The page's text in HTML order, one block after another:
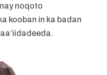
noqoto
kooban in ka badan